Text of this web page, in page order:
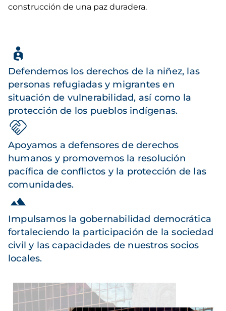
construcción de una paz duradera.
Defendemos los derechos de la niñez, las
personas refugiadas y migrantes en
situación de vulnerabilidad, así como la
protección de los pueblos indígenas.
Apoyamos a defensores de derechos
humanos y promovemos la resolución
pacífica de conflictos y la protección de las
comunidades.
Impulsamos la gobernabilidad democrática
fortaleciendo la participación de la sociedad
civil y las capacidades de nuestros socios
locales.